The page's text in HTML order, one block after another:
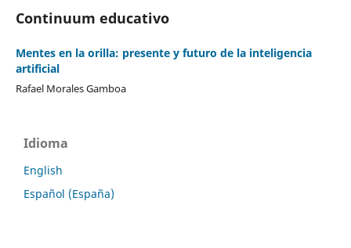
Continuum educativo
Mentes en la orilla: presente y futuro de la inteligencia
artificial
Rafael Morales Gamboa
Idioma
English
Español (España)